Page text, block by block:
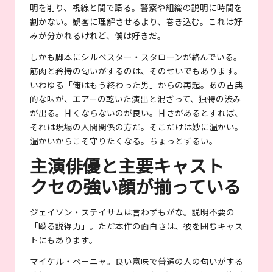
明を削り、視線と間で語る。警察や組織の説明に時間を
割かない。観客に理解させるより、巻き込む。これは好
みが分かれるけれど、僕は好きだ。
しかも脚本にシルベスター・スタローンが絡んでいる。
筋肉と矜持の匂いがするのは、そのせいでもあります。
いわゆる「俺はもう終わった男」からの再起。あの古典
的な味が、エアーの乾いた演出と混ざって、独特の渋み
が出る。甘くならないのが良い。甘さがあるとすれば、
それは現場の人間関係の方だ。そこだけは妙に温かい。
温かいからこそ守りたくなる。ちょっとずるい。
主演俳優と主要キャスト
クセの強い顔が揃っている
ジェイソン・ステイサムは言わずもがな。説明不要の
「殴る説得力」。ただ本作の面白さは、彼を囲むキャス
トにもあります。
マイケル・ペーニャ。良い意味で普通の人の匂いがする